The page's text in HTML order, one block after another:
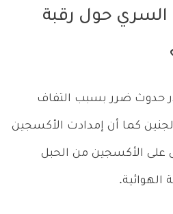
السري حول رقبة
حدوث ضرر بسبب التفاف
كما أن إمدادت الأكسجين
على الأكسجين من الحبل